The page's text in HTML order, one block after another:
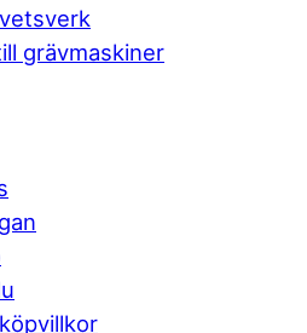
grävmaskiner